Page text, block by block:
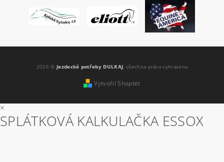
2026 © Jezdecké potřeby DULKAJ, všechna práva vyhrazena
Vytvořil Shoptet
×
SPLÁTKOVÁ KALKULAČKA ESSOX